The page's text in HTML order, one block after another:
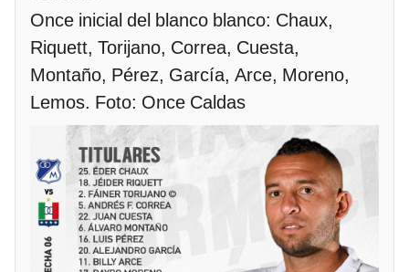
Once inicial del blanco blanco: Chaux,
Riquett, Torijano, Correa, Cuesta,
Montaño, Pérez, García, Arce, Moreno,
Lemos. Foto: Once Caldas